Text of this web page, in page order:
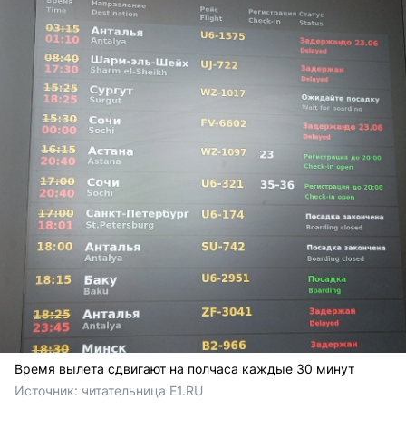
Время вылета сдвигают на полчаса каждые 30 минут
Источник: читательница E1.RU